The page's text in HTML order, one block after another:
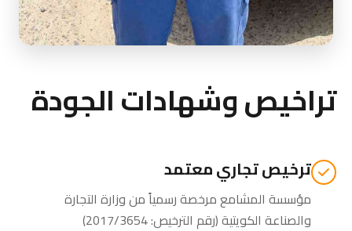
تراخيص وشهادات الجودة
ترخيص تجاري معتمد
مؤسسة المشامع مرخصة رسمياً منوزارة التجارة
والصناعة الكويتية(رقم الترخيص: 2017/3654)